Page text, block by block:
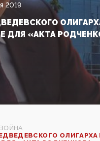
2019
ДЛЯ «АКТА
ВОЙНА
ОЛИГАРХА